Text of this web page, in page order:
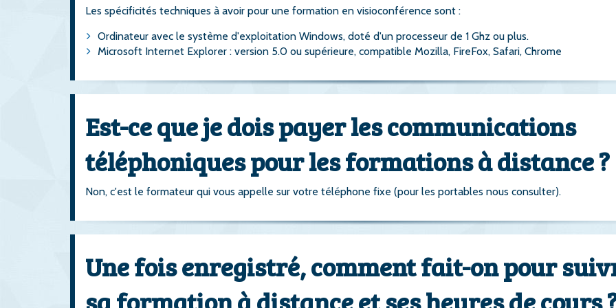
Les spécificités techniques à avoir pour une formation en visioconférence sont :
Ordinateur avec le système d'exploitation Windows, doté d'un processeur de 1 Ghz ou plus.
Microsoft Internet Explorer : version 5.0 ou supérieure, compatible Mozilla, FireFox, Safari, Chrome
Est-ce que je dois payer les communications
téléphoniques pour les formations à distance ?
Non, c'est le formateur qui vous appelle sur votre téléphone fixe (pour les portables nous consulter).
Une fois enregistré, comment fait-on pour
sa formation à distance et ses heures de cours